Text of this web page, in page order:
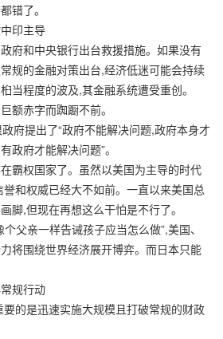
错了。
印主导
和中央银行出台救援措施。如果没有
规的金融对策出台,经济低迷可能会持续
当程度的波及,其金融系统遭受重创。
赤字而踟蹰不前。
提出了“政府不能解决问题,政府本身才
政府才能解决问题”。
权国家了。虽然以美国为主导的时代
和权威已经大不如前。一直以来美国总
脚,但现在再想这么干怕是不行了。
亲一样告诫孩子应当怎么做”,美国、
将围绕世界经济展开博弈。而日本只能
规行动
的是迅速实施大规模且打破常规的财政